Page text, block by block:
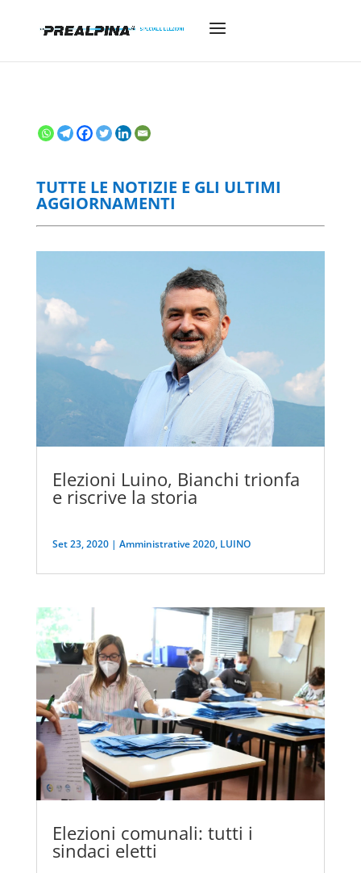
TUTTE LE NOTIZIE E GLI ULTIMI
AGGIORNAMENTI
Elezioni Luino, Bianchi trionfa
e riscrive la storia
Set 23, 2020| Amministrative 2020, LUINO
Elezioni comunali: tutti i
sindaci eletti